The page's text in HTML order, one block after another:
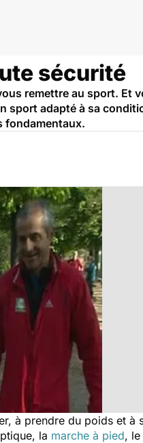
sécurité
remettre au sport. Et
adapté à sa
fondamentaux.
à prendre du poids et à
la marche à pied,